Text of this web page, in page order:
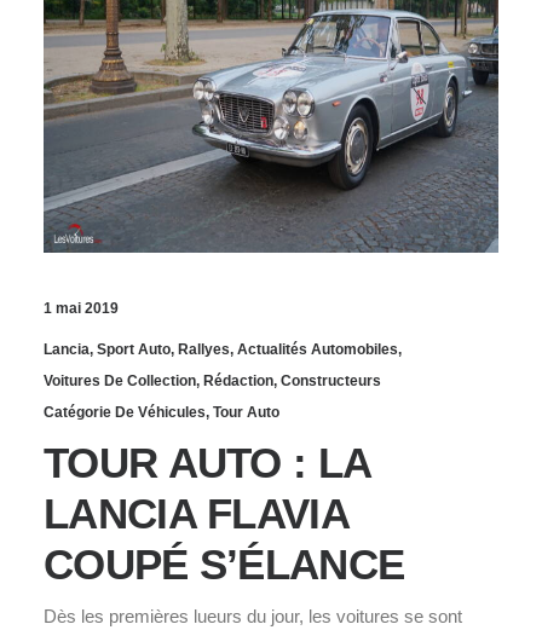
1 mai 2019
Lancia, Sport Auto, Rallyes, Actualités Automobiles,
Voitures De Collection, Rédaction, Constructeurs
Catégorie De Véhicules, Tour Auto
TOUR AUTO : LA
LANCIA FLAVIA
COUPÉ S’ÉLANCE
Dès les premières lueurs du jour, les voitures se sont